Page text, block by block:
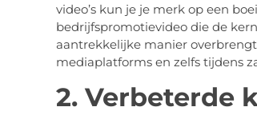
video’s kun je je merk op een
bedrijfspromotievideo die de
aantrekkelijke manier
mediaplatforms en zelfs tijdens
2. Verbeterde